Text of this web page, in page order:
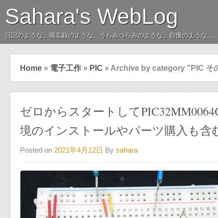
Sahara's WebLog
日記のような、備忘録のような、うらみつらみのような、自慢のような…
Home » 電子工作 » PIC » Archive by category "PIC そ
ゼロからスタートして
境のインストールやパーツ購入も含
Posted on 2021年4月12日 By sahara